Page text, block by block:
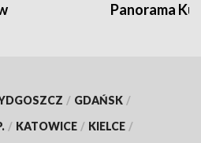
Panorama
/ GDAŃSK /
/ KATOWICE / KIELCE /